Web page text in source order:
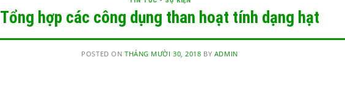
Tổng hợp các công dụng than hoạt tính dạng hạt
POSTED ON THÁNG MƯỜI 30, 2018 BY ADMIN